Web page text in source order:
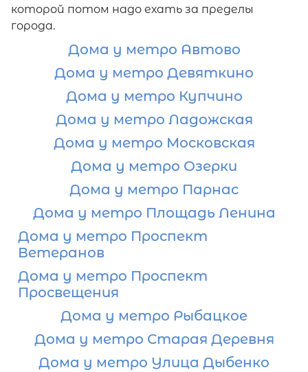
которой потом надо ехать за пределы
города.
Дома у метро Автово
Дома у метро Девяткино
Дома у метро Купчино
Дома у метро Ладожская
Дома у метро Московская
Дома у метро Озерки
Дома у метро Парнас
Дома у метро Площадь Ленина
Дома у метро Проспект
Ветеранов
Дома у метро Проспект
Просвещения
Дома у метро Рыбацкое
Дома у метро Старая Деревня
Дома у метро Улица Дыбенко